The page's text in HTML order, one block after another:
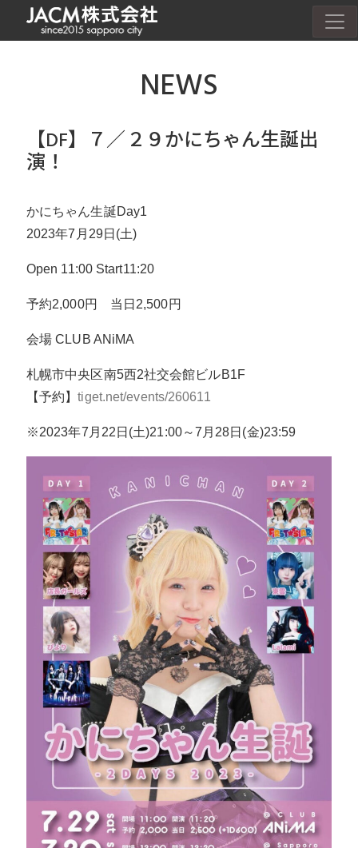
NEWS
【DF】７／２９かにちゃん生誕出
演！
かにちゃん生誕Day1
2023年7月29日(土)
Open 11:00 Start11:20
予約2,000円 当日2,500円
会場 CLUB ANiMA
札幌市中央区南5西2社交会館ビルB1F
【予約】tiget.net/events/260611
※2023年7月22日(土)21:00～7月28日(金)23:59